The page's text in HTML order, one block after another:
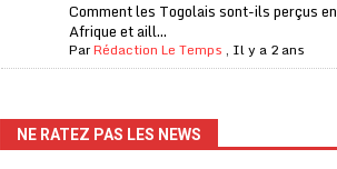
Comment les Togolais sont-ils perçus en
Afrique et aill...
ParRédaction Le Temps , Il y a 2 ans
NE RATEZ PAS LES NEWS